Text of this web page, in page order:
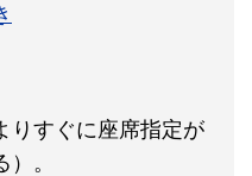
りすぐに座席指定が
。